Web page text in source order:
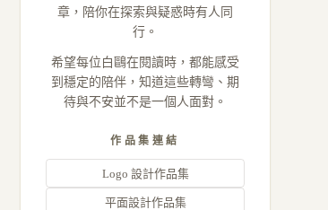
章，陪你在探索與疑惑時有人同
行。
希望每位白鷗在閱讀時，都能感受
到穩定的陪伴，知道這些轉彎、期
待與不安並不是一個人面對。
作品集連結
Logo 設計作品集
平面設計作品集